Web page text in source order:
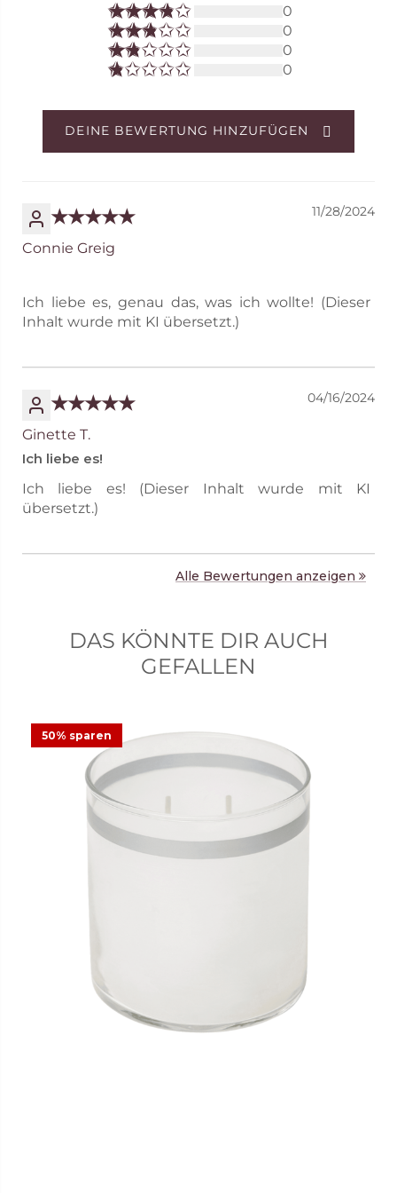
0
0
0
0
DEINE BEWERTUNG HINZUFÜGEN
11/28/2024
Connie Greig
Ich liebe es, genau das, was ich wollte! (Dieser
Inhalt wurde mit KI übersetzt.)
04/16/2024
Ginette T.
Ich liebe es!
Ich liebe es! (Dieser Inhalt wurde mit KI
übersetzt.)
Alle Bewertungen anzeigen
DAS KÖNNTE DIR AUCH
GEFALLEN
50% sparen